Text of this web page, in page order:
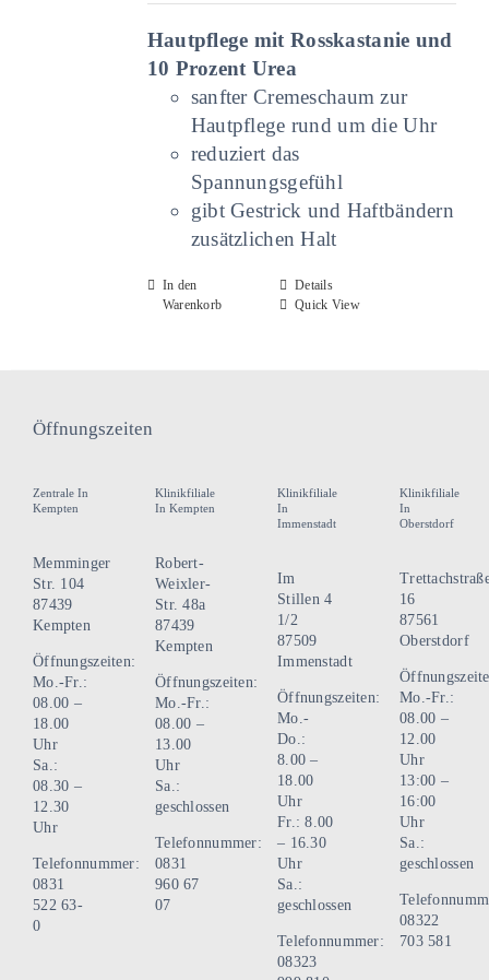
Produktseite
gewählt
werden
Hautpflege mit Rosskastanie und
10 Prozent Urea
sanfter Cremeschaum zur
Hautpflege rund um die Uhr
reduziert das
Spannungsgefühl
gibt Gestrick und Haftbändern
zusätzlichen Halt
In den
Warenkorb
Details
Quick View
Öffnungszeiten
Zentrale In
Kempten
Memminger
Str. 104
87439
Kempten
Öffnungszeiten:
Mo.-Fr.:
08.00 –
18.00
Uhr
Sa.:
08.30 –
12.30
Uhr
Telefonnummer:
0831
522 63-
0
Klinikfiliale
In Kempten
Robert-
Weixler-
Str. 48a
87439
Kempten
Öffnungszeiten:
Mo.-Fr.:
08.00 –
13.00
Uhr
Sa.:
geschlossen
Telefonnummer:
0831
960 67
07
Klinikfiliale
In
Immenstadt
Im
Stillen 4
1/2
87509
Immenstadt
Öffnungszeiten:
Mo.-
Do.:
8.00 –
18.00
Uhr
Fr.: 8.00
– 16.30
Uhr
Sa.:
geschlossen
Telefonnummer:
08323
Klinikfiliale
In
Oberstdorf
16
87561
Oberstdorf
Mo.-Fr.:
08.00 –
12.00
Uhr
13:00 –
16:00
Uhr
Sa.:
geschlossen
08322
703 581